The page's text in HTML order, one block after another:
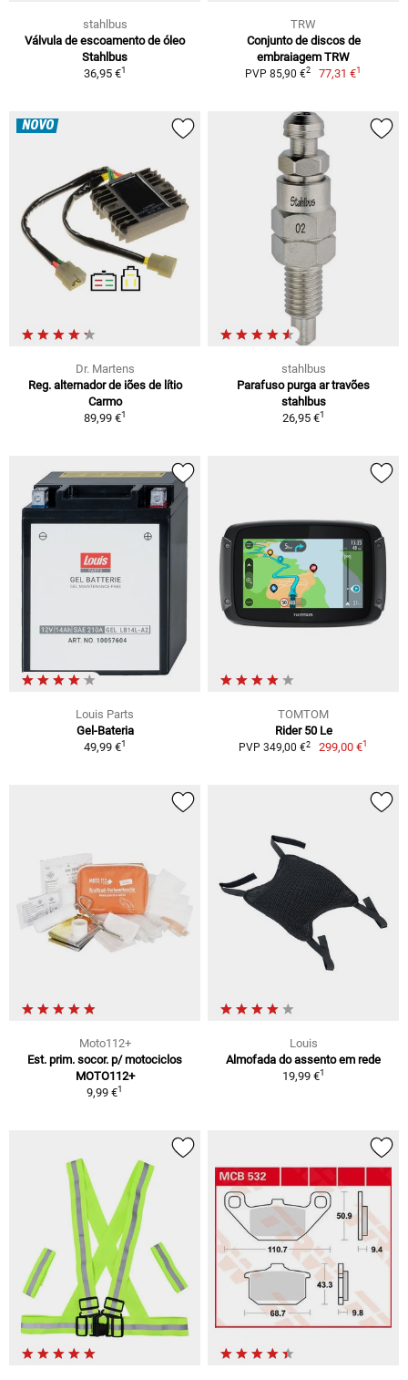
stahlbus
Válvula de escoamento de óleo
Stahlbus
36,95 €1
TRW
Conjunto de discos de
embraiagem TRW
PVP 85,90 €2 77,31 €1
NOVO
Dr. Martens
Reg. alternador de iões de lítio
Carmo
89,99 €1
stahlbus
Parafuso purga ar travões
stahlbus
26,95 €1
Louis Parts
Gel-Bateria
49,99 €1
TOMTOM
Rider 50 Le
PVP 349,00 €2 299,00 €1
Moto112+
Est. prim. socor. p/ motociclos
MOTO112+
9,99 €1
Louis
Almofada do assento em rede
19,99 €1